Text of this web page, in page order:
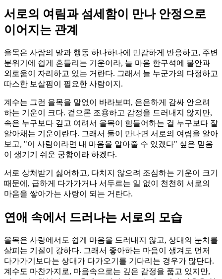
서로의 여림과 섬세함이 만나 안정으로
이어지는 관계
을목은 사람의 말과 행동 하나하나에 민감하게 반응하고, 주변
분위기에 쉽게 흔들리는 기운이라, 늘 마음 한구석에 불안과
외로움이 자리하고 있는 거란다. 그래서 늘 누군가의 다정하고
따스한 보살핌이 필요한 사람이지.
계수는 그런 을목을 말없이 바라보며, 은은하게 감싸 안으려
하는 기운이 크다. 겉으론 조용하고 감정을 드러내지 않지만,
속은 누구보다 깊고 여려서 을목이 힘들어하는 걸 누구보다 잘
알아채는 기운이란다. 그래서 둘이 만나면 서로의 여림을 알아
보고, "이 사람이라면 내 마음을 알아줄 수 있겠다" 싶은 믿음
이 생기기 쉬운 궁합이라 하겠다.
서로 상처받기 싫어하고, 다치지 않으려 조심하는 기운이 크기
때문에, 급하게 다가가거나 서두르는 일 없이 천천히 서로의
마음을 쌓아가는 사랑이 되는 거란다.
연애 속에서 드러나는 서로의 모습
을목은 사랑에서도 쉽게 마음을 드러내지 않고, 상대의 눈치를
살피는 기질이 강하다. 그래서 좋아하는 마음이 생겨도 먼저
다가가기보다는 상대가 다가오기를 기다리는 경우가 많단다.
계수도 마찬가지로, 마음속으로는 깊은 감정을 품고 있지만,